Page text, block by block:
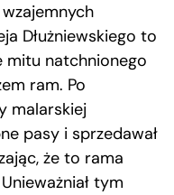
Dłużniewskiego to
mitu natchnionego
ram. Po
malarskiej
pasy i sprzedawał
że to rama
tym